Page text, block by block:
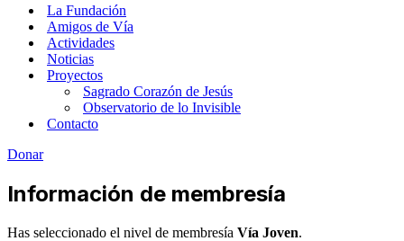
La Fundación
Amigos de Vía
Actividades
Noticias
Proyectos
Sagrado Corazón de Jesús
Observatorio de lo Invisible
Contacto
Donar
Información de membresía
Has seleccionado el nivel de membresía Vía Joven.